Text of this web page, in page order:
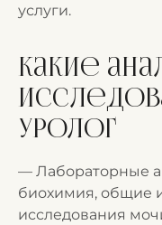
услуги.
Какие
уролог
— Лабораторные
биохимия, общие
исследования